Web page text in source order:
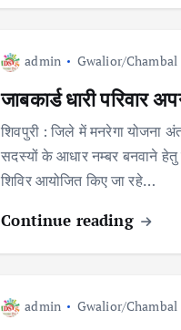
admin Gwalior/Chambal
जाबकार्ड धारी परिवार
शिवपुरी : जिले में मनरेगा योजना
सदस्यों के आधार नम्बर बनवाने हेतु
शिविर आयोजित किए जा रहे…
Continue reading
admin Gwalior/Chambal